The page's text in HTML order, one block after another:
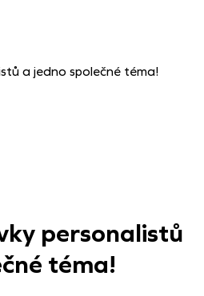
a jedno společné téma!
personalistů
téma!